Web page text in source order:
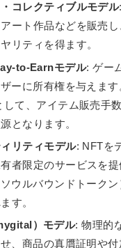
コレクティブルモデル:
ート作品などを販売
リティを得ます。
to-Earnモデル: ゲー
ーに所有権を与えます
して、アイテム販売手
となります。
リティモデル: NFTを
者限定のサービスを
ウルバウンドトーク
す。
）モデル: 物理的
、商品の真贋証明や